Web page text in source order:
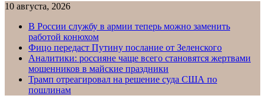
10 августа, 2026
В России службу в армии теперь можно заменить
работой конюхом
Фицо передаст Путину послание от Зеленского
Аналитики: россияне чаще всего становятся жертвами
мошенников в майские праздники
Трамп отреагировал на решение суда США по
пошлинам